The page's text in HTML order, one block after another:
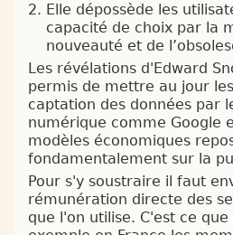
Elle dépossède les
capacité de choix par la
nouveauté et de
Les révélations d'Edward
permis de mettre au jour
captation des données par
numérique comme Google
modèles économiques
fondamentalement sur la
Pour s'y soustraire il faut
rémunération directe des
que l'on utilise. C'est ce